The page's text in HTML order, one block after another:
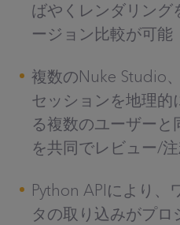
ばやくレンダリング
ージョン比較が可能
複数のNuke Studio
セッションを地理的
る複数のユーザーと
を共同でレビュー/
Python APIにより、
タの取り込みがプ